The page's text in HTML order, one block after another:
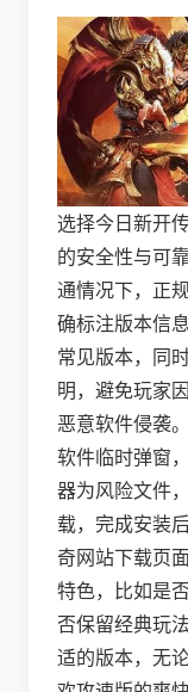
选择今日新开
的安全性与可
通情况下，正
确标注版本信
常见版本，同
明，避免玩家
恶意软件侵袭
软件临时弹窗
器为风险文件
载，完成安装
奇网站下载页
特色，比如是
否保留经典玩
适的版本，无